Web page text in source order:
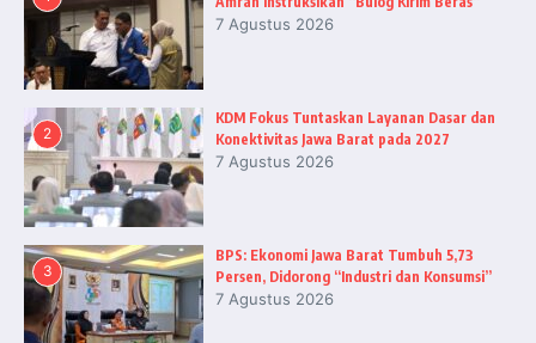
7 Agustus 2026
2
KDM Fokus Tuntaskan Layanan Dasar dan
Konektivitas Jawa Barat pada 2027
7 Agustus 2026
3
BPS: Ekonomi Jawa Barat Tumbuh 5,73
Persen, Didorong “Industri dan Konsumsi”
7 Agustus 2026